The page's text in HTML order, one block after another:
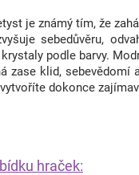
je známý tím, že
sebedůvěru,
podle barvy.
klid, sebevědomí
dokonce
hraček: